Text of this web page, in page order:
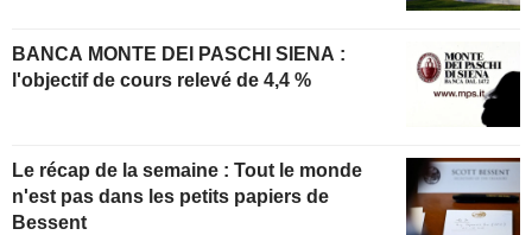
BANCA MONTE DEI PASCHI SIENA :
l'objectif de cours relevé de 4,4 %
Le récap de la semaine : Tout le monde
n'est pas dans les petits papiers de
Bessent